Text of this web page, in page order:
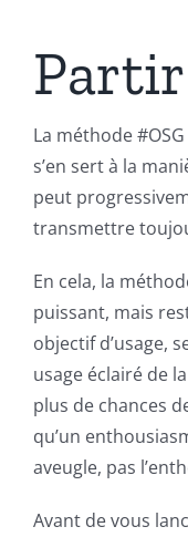
La méthode
s’en sert à la
peut
transmettre
En cela, la
puissant, mais
objectif d’usage,
usage éclairé de
plus de chances
qu’un
aveugle, pas
Avant de vous